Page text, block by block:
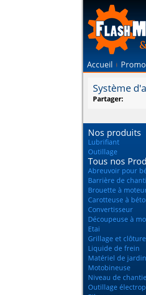
Accueil Promo
Système
Partager:
Nos produits
Lubrifiant
Outillage
Tous nos
Abreuvoir pour
Barrière de
Brouette à
Carotteuse à
Convertisseur
Découpeuse à
Etai
Grillage et clôture
Liquide de frein
Matériel de jardin
Motobineuse
Niveau de
Outillage